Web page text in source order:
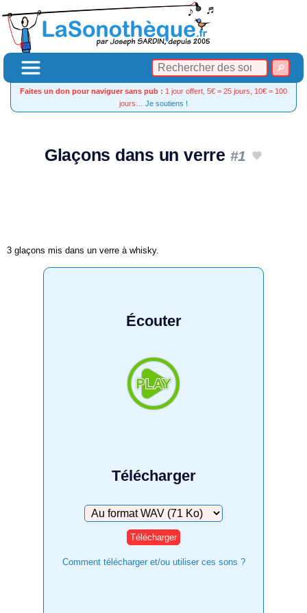
Faites un don pour naviguer sans pub : 1 jour offert, 5€ = 25 jours, 10€ = 100
jours… Je soutiens !
Glaçons dans un verre #1
3 glaçons mis dans un verre à whisky.
Écouter
Télécharger
Télécharger
Comment télécharger et/ou utiliser ces sons ?